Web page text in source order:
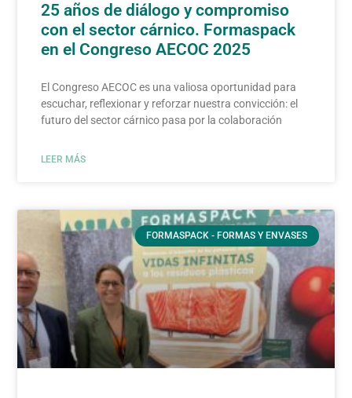
25 años de diálogo y compromiso
con el sector cárnico. Formaspack
en el Congreso AECOC 2025
El Congreso AECOC es una valiosa oportunidad para
escuchar, reflexionar y reforzar nuestra convicción: el
futuro del sector cárnico pasa por la colaboración
LEER MÁS
FORMASPACK - FORMAS Y ENVASES